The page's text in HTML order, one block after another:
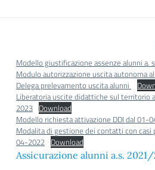
Modello giustificazione assenze alunni a.
Modulo autorizzazione uscita autonoma
Delega prelevamento uscita alunni
Liberatoria uscite didattiche sul territorio
2023 Download
Modello richiesta attivazione DDI dal 01-
Modalita di gestione dei contatti con
04-2022 Download
Assicurazione alunni a.s.